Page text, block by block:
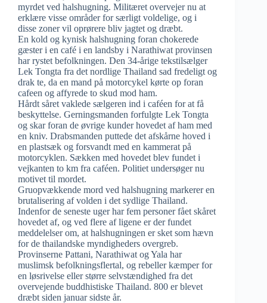
myrdet ved halshugning. Militæret overvejer nu at
erklære visse områder for særligt voldelige, og i
disse zoner vil oprørere bliv jagtet og dræbt.
En kold og kynisk halshugning foran chokerede
gæster i en café i en landsby i Narathiwat provinsen
har rystet befolkningen. Den 34-årige tekstilsælger
Lek Tongta fra det nordlige Thailand sad fredeligt og
drak te, da en mand på motorcykel kørte op foran
cafeen og affyrede to skud mod ham.
Hårdt såret vaklede sælgeren ind i caféen for at få
beskyttelse. Gerningsmanden forfulgte Lek Tongta
og skar foran de øvrige kunder hovedet af ham med
en kniv. Drabsmanden puttede det afskårne hoved i
en plastsæk og forsvandt med en kammerat på
motorcyklen. Sækken med hovedet blev fundet i
vejkanten to km fra caféen. Politiet undersøger nu
motivet til mordet.
Gruopvækkende mord ved halshugning markerer en
brutalisering af volden i det sydlige Thailand.
Indenfor de seneste uger har fem personer fået skåret
hovedet af, og ved flere af ligene er der fundet
meddelelser om, at halshugningen er sket som hævn
for de thailandske myndigheders overgreb.
Provinserne Pattani, Narathiwat og Yala har
muslimsk befolkningsflertal, og rebeller kæmper for
en løsrivelse eller større selvstændighed fra det
overvejende buddhistiske Thailand. 800 er blevet
dræbt siden januar sidste år.